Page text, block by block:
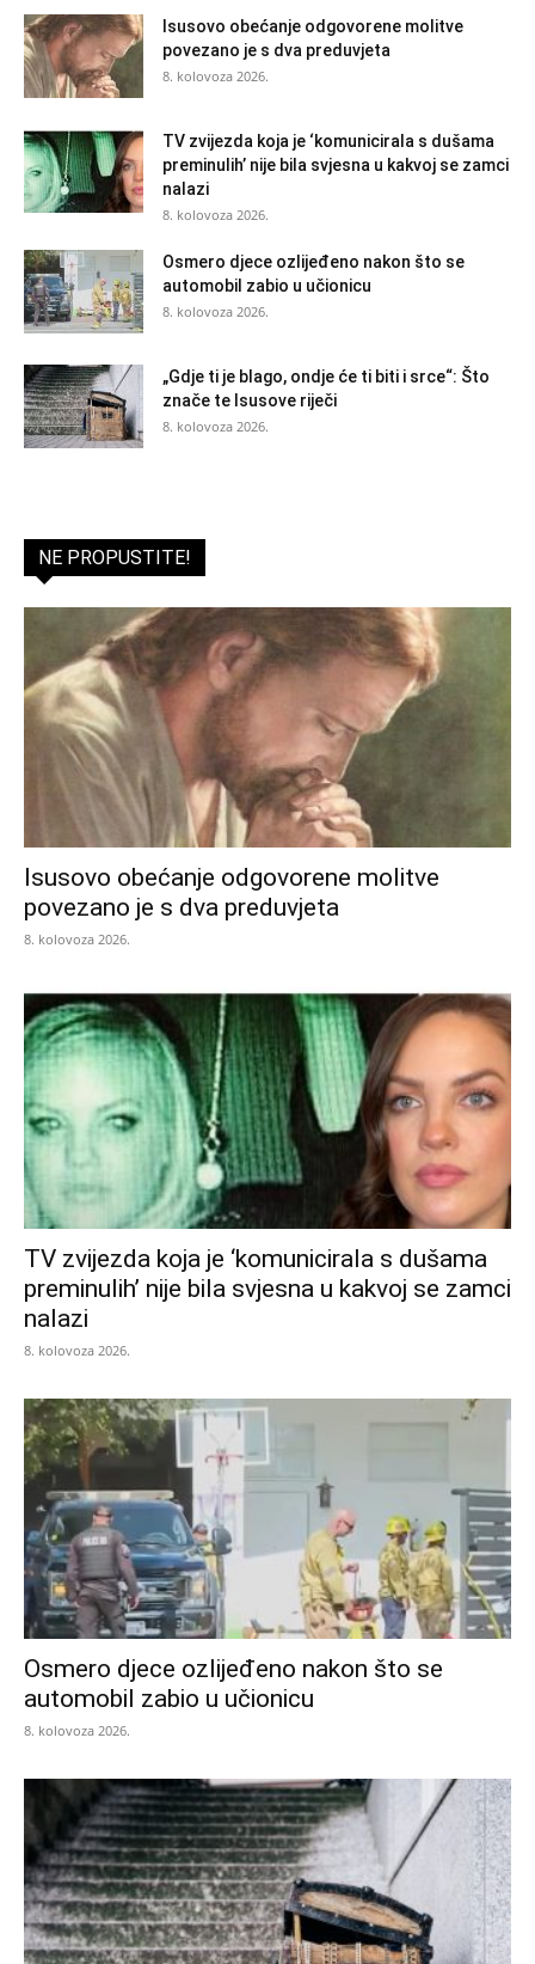
Isusovo obećanje odgovorene molitve
povezano je s dva preduvjeta
8. kolovoza 2026.
TV zvijezda koja je ‘komunicirala s dušama
preminulih’ nije bila svjesna u kakvoj se zamci
nalazi
8. kolovoza 2026.
Osmero djece ozlijeđeno nakon što se
automobil zabio u učionicu
8. kolovoza 2026.
„Gdje ti je blago, ondje će ti biti i srce“: Što
znače te Isusove riječi
8. kolovoza 2026.
NE PROPUSTITE!
Isusovo obećanje odgovorene molitve
povezano je s dva preduvjeta
8. kolovoza 2026.
TV zvijezda koja je ‘komunicirala s dušama
preminulih’ nije bila svjesna u kakvoj se zamci
nalazi
8. kolovoza 2026.
Osmero djece ozlijeđeno nakon što se
automobil zabio u učionicu
8. kolovoza 2026.